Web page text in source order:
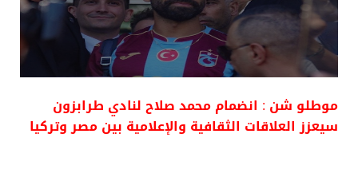
موطلو شن : انضمام محمد صلاح لنادي طرابزون
سيعزز العلاقات الثقافية والإعلامية بين مصر وتركيا